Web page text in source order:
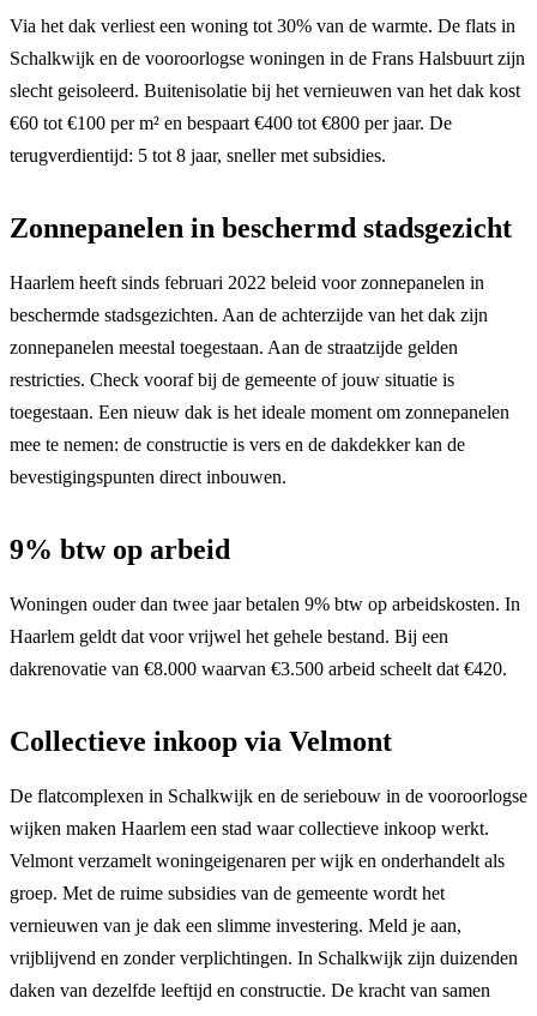
Via het dak verliest een woning tot 30% van de warmte. De flats in
Schalkwijk en de vooroorlogse woningen in de Frans Halsbuurt zijn
slecht geisoleerd. Buitenisolatie bij het vernieuwen van het dak kost
€60 tot €100 per m² en bespaart €400 tot €800 per jaar. De
terugverdientijd: 5 tot 8 jaar, sneller met subsidies.
Zonnepanelen in beschermd stadsgezicht
Haarlem heeft sinds februari 2022 beleid voor zonnepanelen in
beschermde stadsgezichten. Aan de achterzijde van het dak zijn
zonnepanelen meestal toegestaan. Aan de straatzijde gelden
restricties. Check vooraf bij de gemeente of jouw situatie is
toegestaan. Een nieuw dak is het ideale moment om zonnepanelen
mee te nemen: de constructie is vers en de dakdekker kan de
bevestigingspunten direct inbouwen.
9% btw op arbeid
Woningen ouder dan twee jaar betalen 9% btw op arbeidskosten. In
Haarlem geldt dat voor vrijwel het gehele bestand. Bij een
dakrenovatie van €8.000 waarvan €3.500 arbeid scheelt dat €420.
Collectieve inkoop via Velmont
De flatcomplexen in Schalkwijk en de seriebouw in de vooroorlogse
wijken maken Haarlem een stad waar collectieve inkoop werkt.
Velmont verzamelt woningeigenaren per wijk en onderhandelt als
groep. Met de ruime subsidies van de gemeente wordt het
vernieuwen van je dak een slimme investering. Meld je aan,
vrijblijvend en zonder verplichtingen. In Schalkwijk zijn duizenden
daken van dezelfde leeftijd en constructie. De kracht van samen